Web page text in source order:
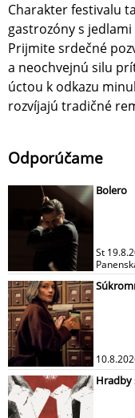
Charakter festivalu
gastrozóny s
Prijmite srdečné
a neochvejnú silu
úctou k odkazu
rozvíjajú tradičné
Odporúčame
Bolero
St
Hradby